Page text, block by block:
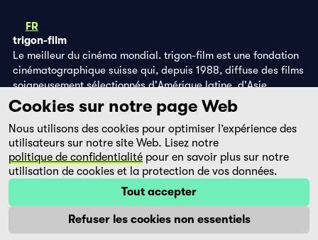
FR
trigon-film
Le meilleur du cinéma mondial. trigon-film est une fondation
cinématographique suisse qui, depuis 1988, diffuse des films
soigneusement sélectionnés d'Amérique latine, d'Asie,
d'Afrique et d'Europe de l'Est, dans les salles de cinéma,
grâce à ses propres éditions DVD et sur la plateforme de
streaming filmingo.
Cookies sur notre page Web
Nous utilisons des cookies pour optimiser l’expérience des
utilisateurs sur notre site Web. Lisez notre
politique de confidentialité pour en savoir plus sur notre
utilisation de cookies et la protection de vos données.
Tout accepter
Refuser les cookies non essentiels